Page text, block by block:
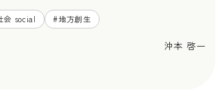
会 social #地方創生
沖本 啓一